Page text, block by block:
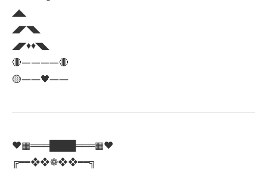
◢◣
◢◤◥◣
◢◤♦️♦️◥◣
🔴————🔴
🟡――🖤――
♥️▦═══████═══▦♥️
╔━━❖❖❁❖❖━━╗